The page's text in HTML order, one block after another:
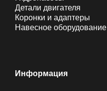
Детали двигателя
Коронки и адаптеры
Навесное оборудование
Информация